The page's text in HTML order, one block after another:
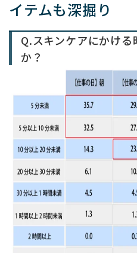
イテムも深掘り
Q.スキンケアにかけ
か？